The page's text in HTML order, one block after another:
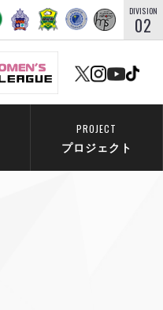
DIVISION
02
PROJECT
プロジェクト